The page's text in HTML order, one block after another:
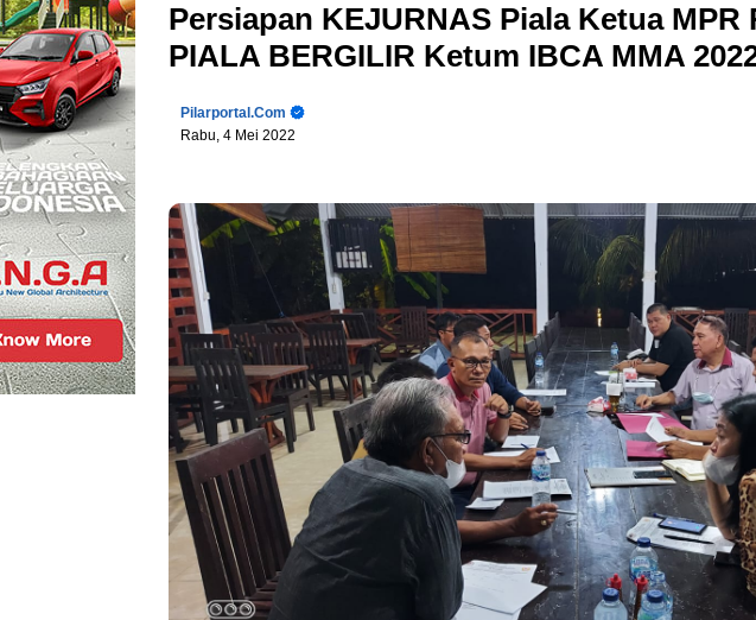
Persiapan KEJURNAS Piala Ketua MPR
PIALA BERGILIR Ketum IBCA MMA
Pilarportal.com
Rabu, 4 Mei 2022